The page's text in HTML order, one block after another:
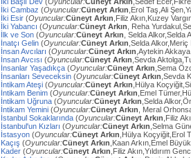
İki Cambaz (Oyuncular:Cüneyt Arkın ,Erol Taş,Ali
İki Esir (Oyuncular:Cüneyt Arkın ,Filiz Akın,Kuzey
İki Yabancı (Oyuncular:Cüneyt Arkın , Reha
İlk ve Son (Oyuncular:Cüneyt Arkın , Selda Alkor,Selda
İnatçı Gelin (Oyuncular:Cüneyt Arkın ,Selda
İnsan Avcıları (Oyuncular:Cüneyt Arkın ,Aytekin
İnsan Avcısı (Oyuncular:Cüneyt Arkın ,Sevda
İnsanlar Yaşadıkça (Oyuncular:Cüneyt Arkın ,Sema
İnsanları Seveceksin (Oyuncular:Cüneyt Arkın ,Sevda
İntikam Ateşi (Oyuncular:Cüneyt Arkın ,Hülya
İntikam Benim (Oyuncular:Cüneyt Arkın ,Emel
İntikam Uğruna (Oyuncular:Cüneyt Arkın ,Selda
İntikam Yemini (Oyuncular:Cüneyt Arkın , Meral
İstanbul Sokaklarında (Oyuncular:Cüneyt Arkın ,Filiz
İstanbul'un Kızları (Oyuncular:Cüneyt Arkın ,Selma
İstasyon (Oyuncular:Cüneyt Arkın ,Hülya Koçyiğit,Erol
Kaçış (Oyuncular:Cüneyt Arkın ,Kaan Arkın,Emel
Kader (Oyuncular:Cüneyt Arkın ,Filiz Akın,Yıldırım